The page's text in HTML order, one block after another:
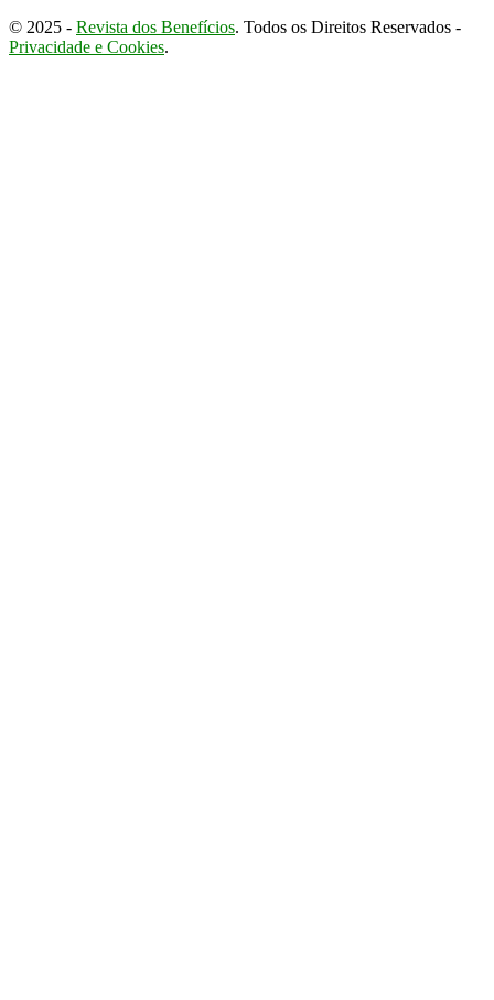
© 2025 - Revista dos Benefícios. Todos os Direitos Reservados -
Privacidade e Cookies.